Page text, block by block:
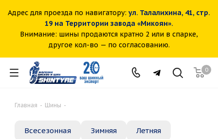
Адрес для проезда по навигатору: ул. Талалихина, 41, стр.
19 на Территории завода «Микоян».
Внимание: шины продаются кратно 2 или в спарке,
другое кол-во — по согласованию.
0
Главная - Шины -
Всесезонная Зимняя Летняя